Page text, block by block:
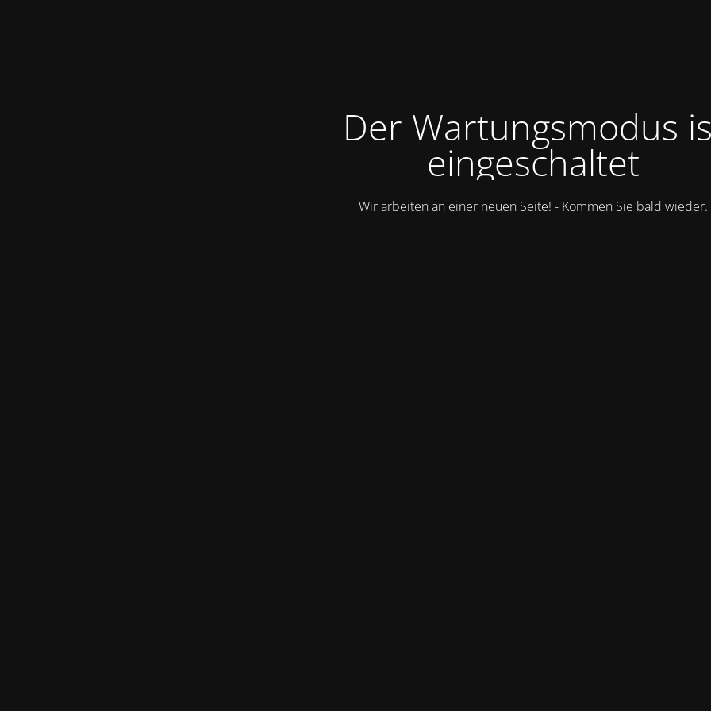
Der Wartungsmodus
eingeschaltet
Wir arbeiten an einer neuen Seite! - Kommen Sie bald wieder.